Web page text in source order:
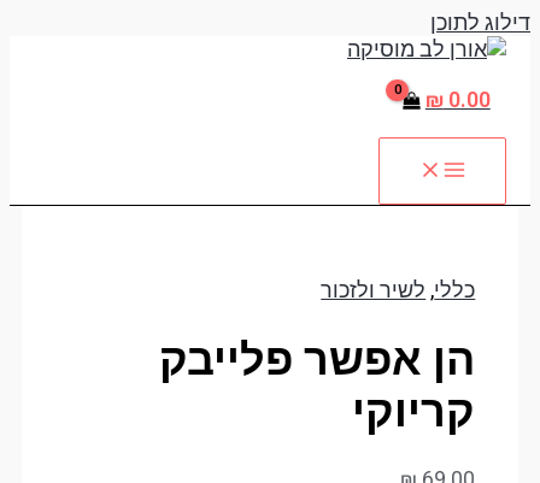
דילוג לתוכן
₪0.00
כללי, לשיר ולזכור
הן אפשר פלייבק
קריוקי